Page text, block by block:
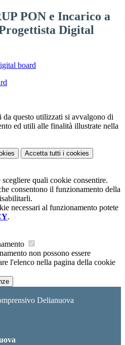
PON e Incarico a
Digital
board
questo utilizzati si avvalgono di
ed utili alle finalità illustrate nella
Accetta tutti i cookies
quali cookie consentire.
consentono il funzionamento della
necessari al funzionamento potete
.
non possono essere
l'elenco nella pagina della cookie
Delianuova